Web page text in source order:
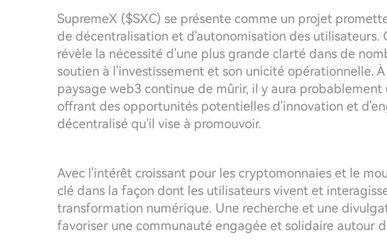
SupremeX ($SXC) se présente comme un projet
de décentralisation et d'autonomisation des
révèle la nécessité d'une plus grande clarté dans de
soutien à l'investissement et son unicité opérationnelle.
paysage web3 continue de mûrir, il y aura
offrant des opportunités potentielles d'innovation et
décentralisé qu'il vise à promouvoir.
Avec l'intérêt croissant pour les cryptomonnaies et le
clé dans la façon dont les utilisateurs vivent et
transformation numérique. Une recherche et une
favoriser une communauté engagée et solidaire autour